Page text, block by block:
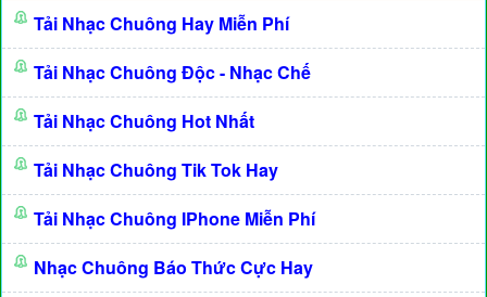
Tải Nhạc Chuông Hay Miễn Phí
Tải Nhạc Chuông Độc - Nhạc Chế
Tải Nhạc Chuông Hot Nhất
Tải Nhạc Chuông Tik Tok Hay
Tải Nhạc Chuông IPhone Miễn Phí
Nhạc Chuông Báo Thức Cực Hay